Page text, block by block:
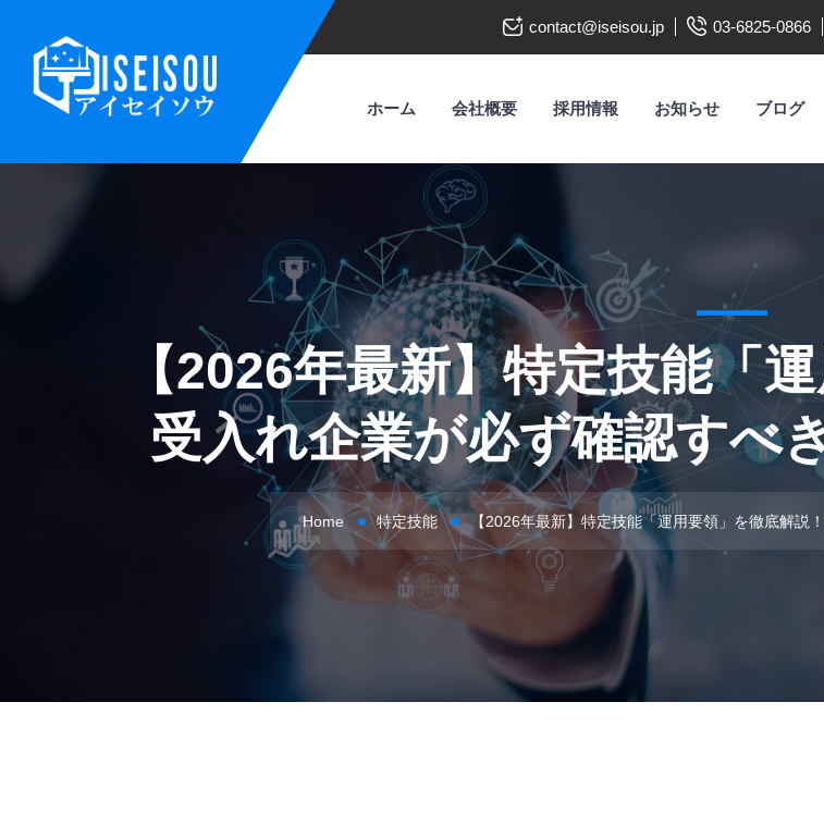
contact@iseisou.jp 03-6825-0866
ホーム 会社概要 採用情報 お知らせ ブログ
【2026年最新】特定技能「
受入れ企業が必ず確認すべ
Home 特定技能 【2026年最新】特定技能「運用要領」を徹底解説